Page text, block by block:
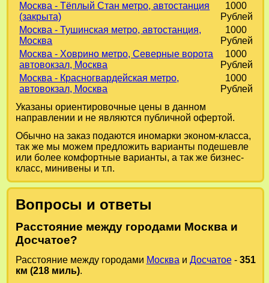
Москва - Тёплый Стан метро, автостанция
(закрыта)
1000
Рублей
Москва - Тушинская метро, автостанция,
Москва
1000
Рублей
Москва - Ховрино метро, Северные ворота
автовокзал, Москва
1000
Рублей
Москва - Красногвардейская метро,
автовокзал, Москва
1000
Рублей
Указаны ориентировочные цены в данном
направлении и не являются публичной офертой.
Обычно на заказ подаются иномарки эконом-класса,
так же мы можем предложить варианты подешевле
или более комфортные варианты, а так же бизнес-
класс, минивены и т.п.
Вопросы и ответы
Расстояние между городами Москва и
Досчатое?
Расстояние между городами Москва и Досчатое- 351
км (218 миль).